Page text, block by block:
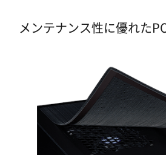
メンテナンス性に優れた